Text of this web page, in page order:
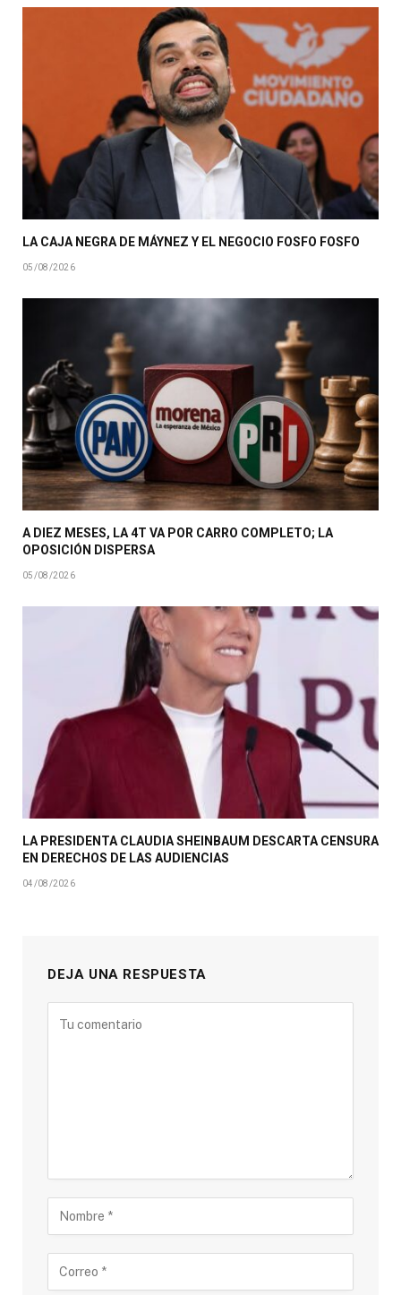
LA CAJA NEGRA DE MÁYNEZ Y EL NEGOCIO FOSFO FOSFO
05/08/2026
A DIEZ MESES, LA 4T VA POR CARRO COMPLETO; LA
OPOSICIÓN DISPERSA
05/08/2026
LA PRESIDENTA CLAUDIA SHEINBAUM DESCARTA CENSURA
EN DERECHOS DE LAS AUDIENCIAS
04/08/2026
DEJA UNA RESPUESTA